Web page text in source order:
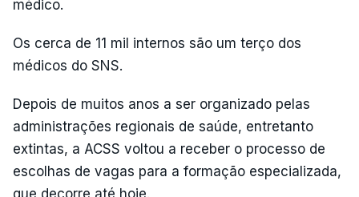
médico.
Os cerca de 11 mil internos são um terço dos
médicos do SNS.
Depois de muitos anos a ser organizado pelas
administrações regionais de saúde, entretanto
extintas, a ACSS voltou a receber o processo de
escolhas de vagas para a formação especializada,
que decorre até hoje.